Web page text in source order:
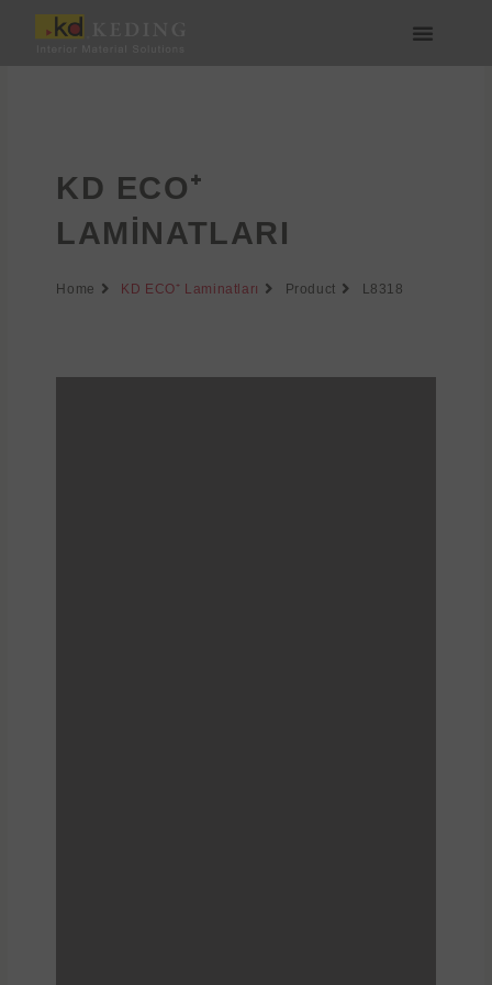
İçeriğe
KD ECO⁺
LAMINATLARI
Home KD ECO⁺ Laminatları Product L8318